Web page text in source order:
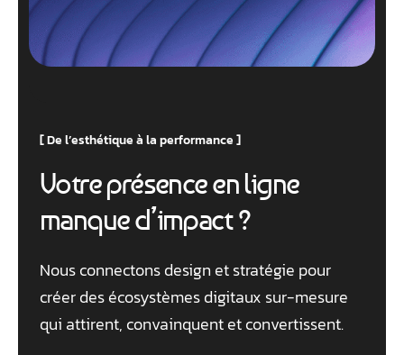
De l’esthétique à la performance
Votreprésenceenligne
manqued’impact ?
Nous connectons design et stratégie pour
créer des écosystèmes digitaux sur-mesure
qui attirent, convainquent et convertissent.